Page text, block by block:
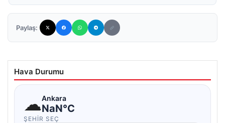
Paylaş:
Hava Durumu
☁Ankara
NaN°C
ŞEHIR SEÇ